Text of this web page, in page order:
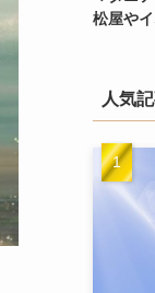
松屋や
人気